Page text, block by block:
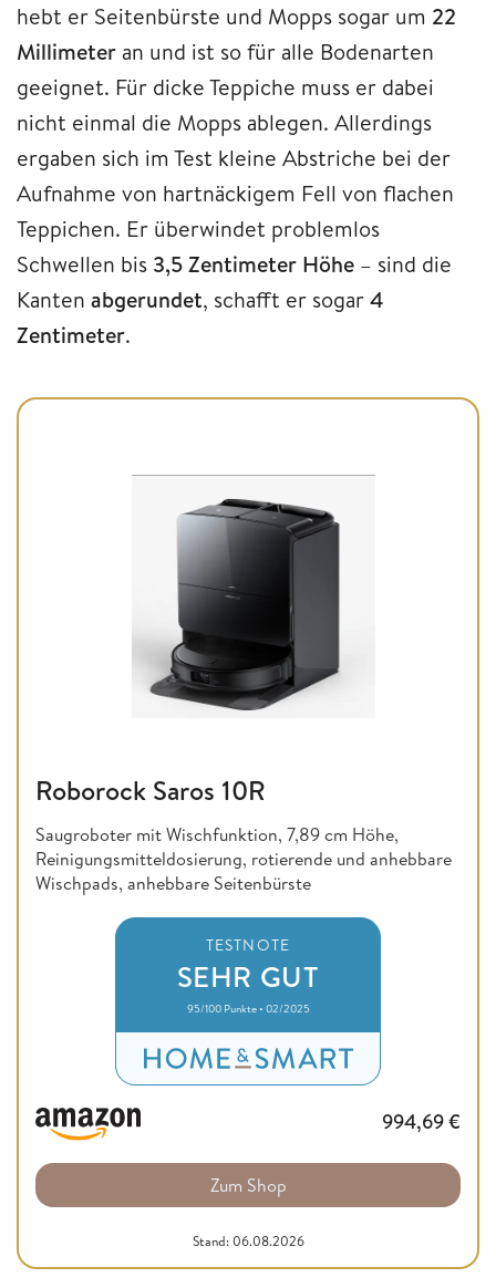
hebt er Seitenbürste und Mopps sogar um 22
Millimeter an und ist so für alle Bodenarten
geeignet. Für dicke Teppiche muss er dabei
nicht einmal die Mopps ablegen. Allerdings
ergaben sich im Test kleine Abstriche bei der
Aufnahme von hartnäckigem Fell von flachen
Teppichen. Er überwindet problemlos
Schwellen bis 3,5 Zentimeter Höhe – sind die
Kanten abgerundet, schafft er sogar4
Zentimeter.
Roborock Saros 10R
Saugroboter mit Wischfunktion, 7,89 cm Höhe,
Reinigungsmitteldosierung, rotierende und anhebbare
Wischpads, anhebbare Seitenbürste
TESTNOTE
SEHR GUT
95/100 Punkte • 02/2025
994,69€
Zum Shop
Stand: 06.08.2026